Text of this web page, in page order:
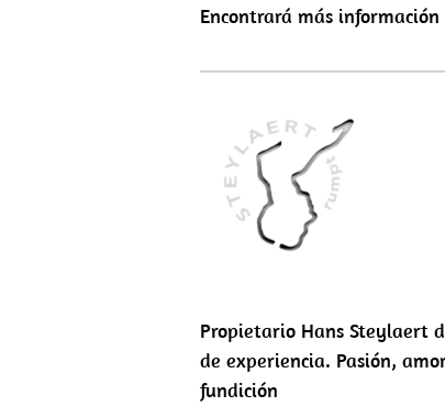
Encontrará más información
Propietario Hans Steylaert
de experiencia. Pasión,
fundición